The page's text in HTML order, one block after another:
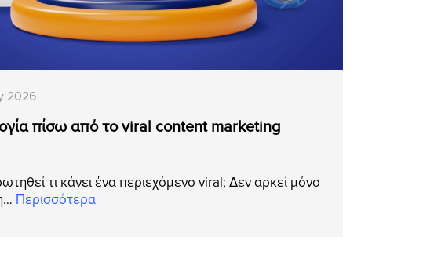
2026
πίσω από το viral content marketing
τι κάνει ένα περιεχόμενο viral; Δεν αρκεί μόνο
Περισσότερα